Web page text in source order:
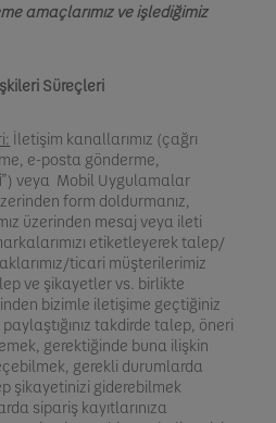
amaçlarımız ve işlediğimiz
Süreçleri
İletişim kanallarımız (çağrı
e-posta gönderme,
”) veya Mobil Uygulamalar
form doldurmanız,
üzerinden mesaj veya ileti
etiketleyerek talep/
ticari müşterilerimiz
ve şikayetler vs. birlikte
bizimle iletişime geçtiğiniz
takdirde talep, öneri
gerektiğinde buna ilişkin
gerekli durumlarda
şikayetinizi giderebilmek
sipariş kayıtlarınıza